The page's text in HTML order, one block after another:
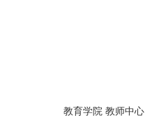
教育学院 教师中心